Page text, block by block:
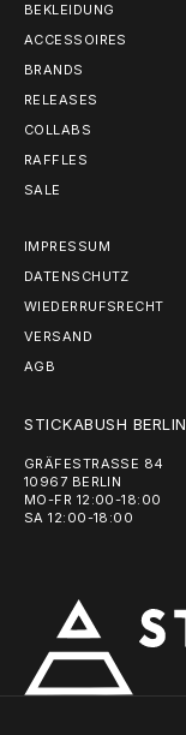
BEKLEIDUNG
ACCESSOIRES
BRANDS
RELEASES
COLLABS
RAFFLES
SALE
IMPRESSUM
DATENSCHUTZ
WIEDERRUFSRECHT
VERSAND
AGB
STICKABUSH BERLIN
GRÄFESTRASSE 84
10967 BERLIN
MO-FR 12:00-18:00
SA 12:00-18:00